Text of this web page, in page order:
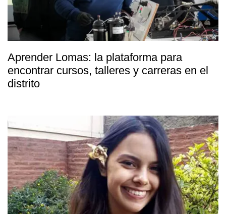
Aprender Lomas: la plataforma para
encontrar cursos, talleres y carreras en el
distrito